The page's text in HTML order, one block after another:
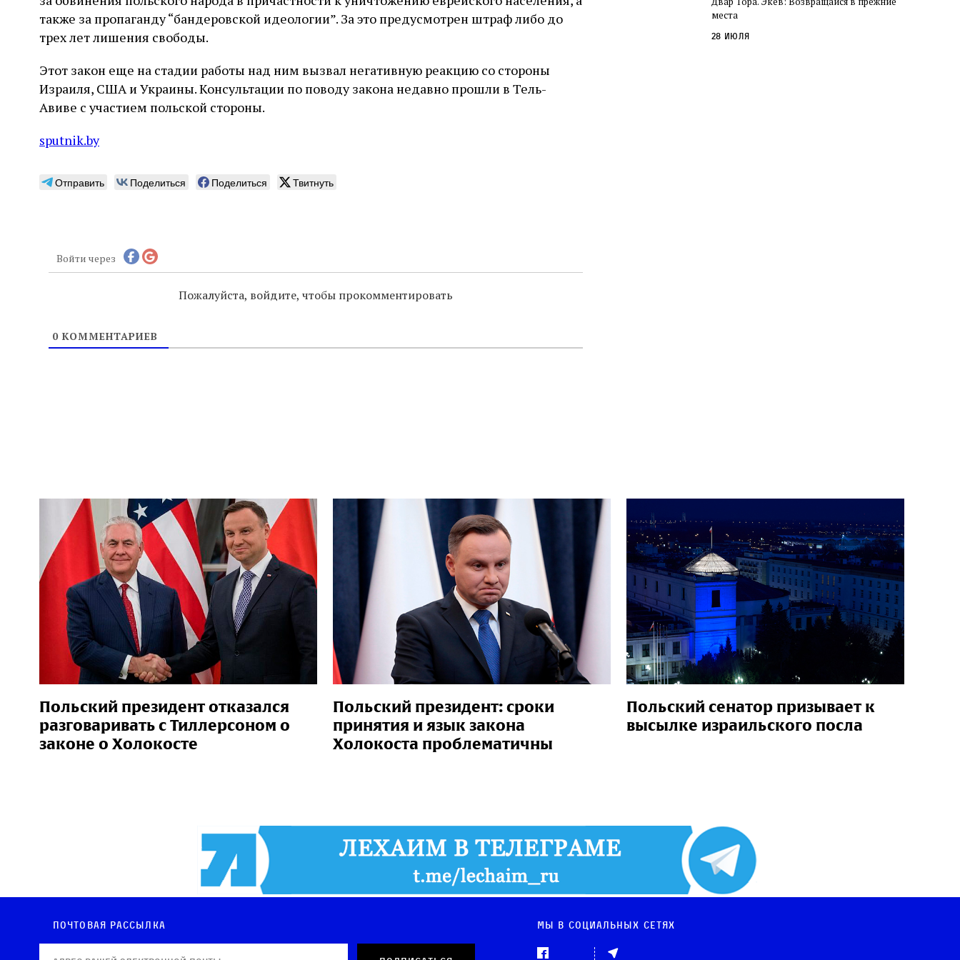
также за пропаганду “бандеровской идеологии”. За это предусмотрен штраф либо до
трех лет лишения свободы.
Этот закон еще на стадии работы над ним вызвал негативную реакцию со стороны
Израиля, США и Украины. Консультации по поводу закона недавно прошли в Тель-
Авиве с участием польской стороны.
sputnik.by
Отправить Поделиться Поделиться Твитнуть
Войти через
Пожалуйста, войдите, чтобы прокомментировать
0КОММЕНТАРИЕВ
слово в переводе Библии
места
28 июля
Польский президент отказался
разговаривать с Тиллерсоном о
законе о Холокосте
Польский президент: сроки
принятия и язык закона
Холокоста проблематичны
Польский сенатор призывает к
высылке израильского посла
Почтовая рассылка Мы в социальных сетях